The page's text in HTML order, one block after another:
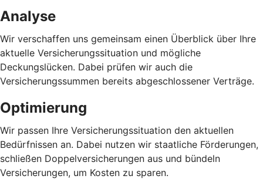
Analyse
Wir verschaffen uns gemeinsam einen Überblick über Ihre
aktuelle Versicherungssituation und mögliche
Deckungslücken. Dabei prüfen wir auch die
Versicherungssummen bereits abgeschlossener Verträge.
Optimierung
Wir passen Ihre Versicherungssituation den aktuellen
Bedürfnissen an. Dabei nutzen wir staatliche Förderungen,
schließen Doppelversicherungen aus und bündeln
Versicherungen, um Kosten zu sparen.